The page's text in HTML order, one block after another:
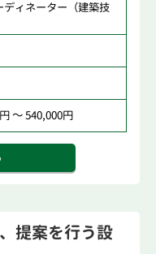
ディネーター（建築技
～ 540,000円
提案を行う設